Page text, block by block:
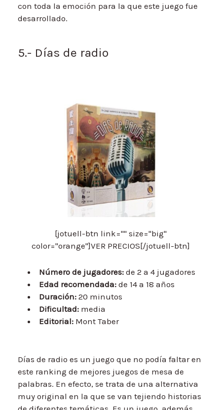
con toda la emoción para la que este juego fue
desarrollado.
5.- Días de radio
[jotuell-btn link="" size="big"
color="orange"]VER PRECIOS[/jotuell-btn]
Número de jugadores: de 2 a 4 jugadores
Edad recomendada: de 14 a 18 años
Duración: 20 minutos
Dificultad: media
Editorial: Mont Taber
Días de radio es un juego que no podía faltar en
este ranking de mejores juegos de mesa de
palabras. En efecto, se trata de una alternativa
muy original en la que se van tejiendo historias